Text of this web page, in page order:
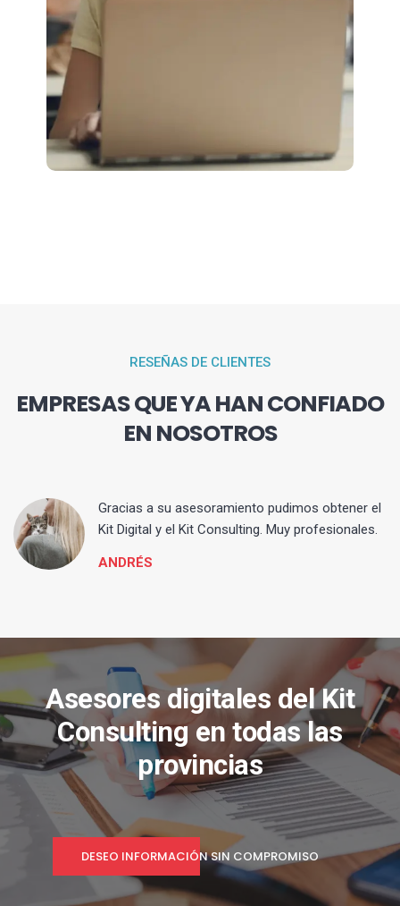
RESEÑAS DE CLIENTES
EMPRESAS QUE YA HAN CONFIADO
EN NOSOTROS
Gracias a su asesoramiento pudimos obtener el
Kit Digital y el Kit Consulting. Muy profesionales.
ANDRÉS
Asesores digitales del Kit
Consulting en todas las
provincias
DESEO INFORMACIÓN SIN COMPROMISO